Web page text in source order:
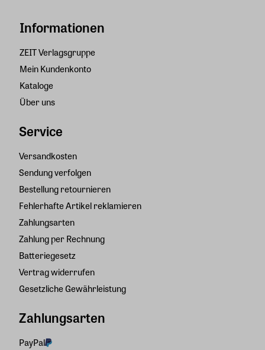
Informationen
ZEIT Verlagsgruppe
Mein Kundenkonto
Kataloge
Über uns
Service
Versandkosten
Sendung verfolgen
Bestellung retournieren
Fehlerhafte Artikel reklamieren
Zahlungsarten
Zahlung per Rechnung
Batteriegesetz
Vertrag widerrufen
Gesetzliche Gewährleistung
Zahlungsarten
PayPal